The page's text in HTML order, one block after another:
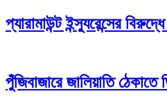
প্যারামাউন্ট ইন্স্যুরেন্সের
পুঁজিবাজারে জালিয়াতি